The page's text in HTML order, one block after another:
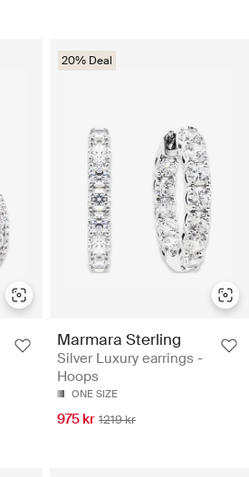
20% Deal
Marmara Sterling
Silver Luxury earrings -
Hoops
ONE SIZE
975 kr 1219 kr